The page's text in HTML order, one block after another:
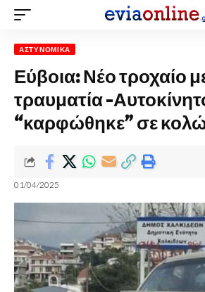
ΑΣΤΥΝΟΜΙΚΆ
Εύβοια: Νέο τροχαίο
τραυματία -
“καρφώθηκε” σε
01/04/2025